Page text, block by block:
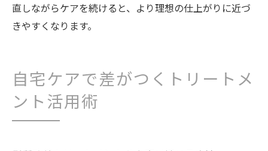
直しながらケアを続けると、より理想の仕上がりに近づ
きやすくなります。
自宅ケアで差がつくトリートメ
ント活用術